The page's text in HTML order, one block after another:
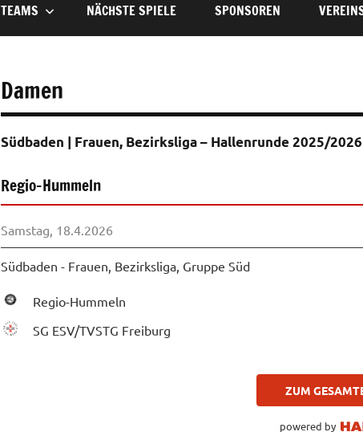
TEAMS NÄCHSTE SPIELE SPONSOREN
Damen
Südbaden | Frauen, Bezirksliga – Hallenrunde 2025/2026
Regio-Hummeln
Samstag, 18.4.2026
Südbaden - Frauen, Bezirksliga, Gruppe Süd
Regio-Hummeln
SG ESV/TVSTG Freiburg
ZUM
powered by